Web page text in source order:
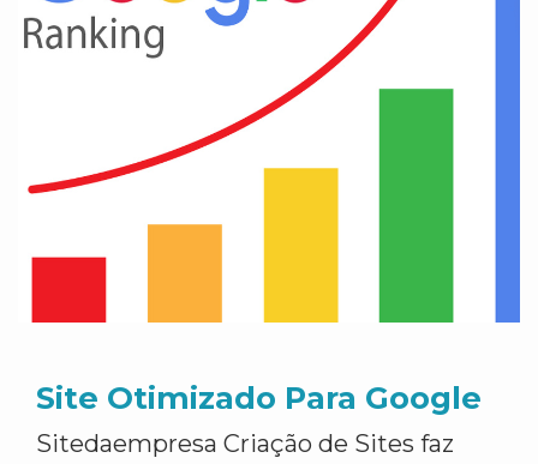
Site Otimizado Para Google
Sitedaempresa Criação de Sites faz